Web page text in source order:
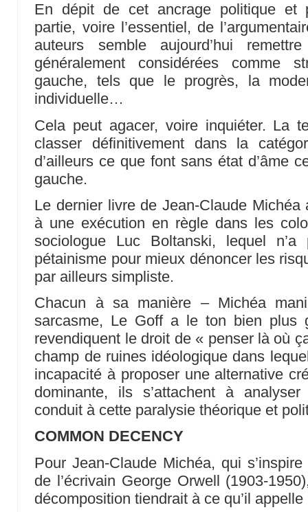
En dépit de cet ancrage politique et
partie, voire l’essentiel, de
auteurs semble aujourd’hui
généralement considérées comme
gauche, tels que le progrès, la
individuelle…
Cela peut agacer, voire inquiéter. La
classer définitivement dans la
d’ailleurs ce que font sans état d’âme
gauche.
Le dernier livre de Jean-Claude
à une exécution en règle dans les
sociologue Luc Boltanski, lequel
pétainisme pour mieux dénoncer les
par ailleurs simpliste.
Chacun à sa manière – Michéa
sarcasme, Le Goff a le ton bien plus
revendiquent le droit de « penser là où
champ de ruines idéologique dans
incapacité à proposer une alternative
dominante, ils s’attachent à
conduit à cette paralysie théorique et
COMMON DECENCY
Pour Jean-Claude Michéa, qui
de l’écrivain George Orwell (1903-
dé­composition tiendrait à ce qu’il